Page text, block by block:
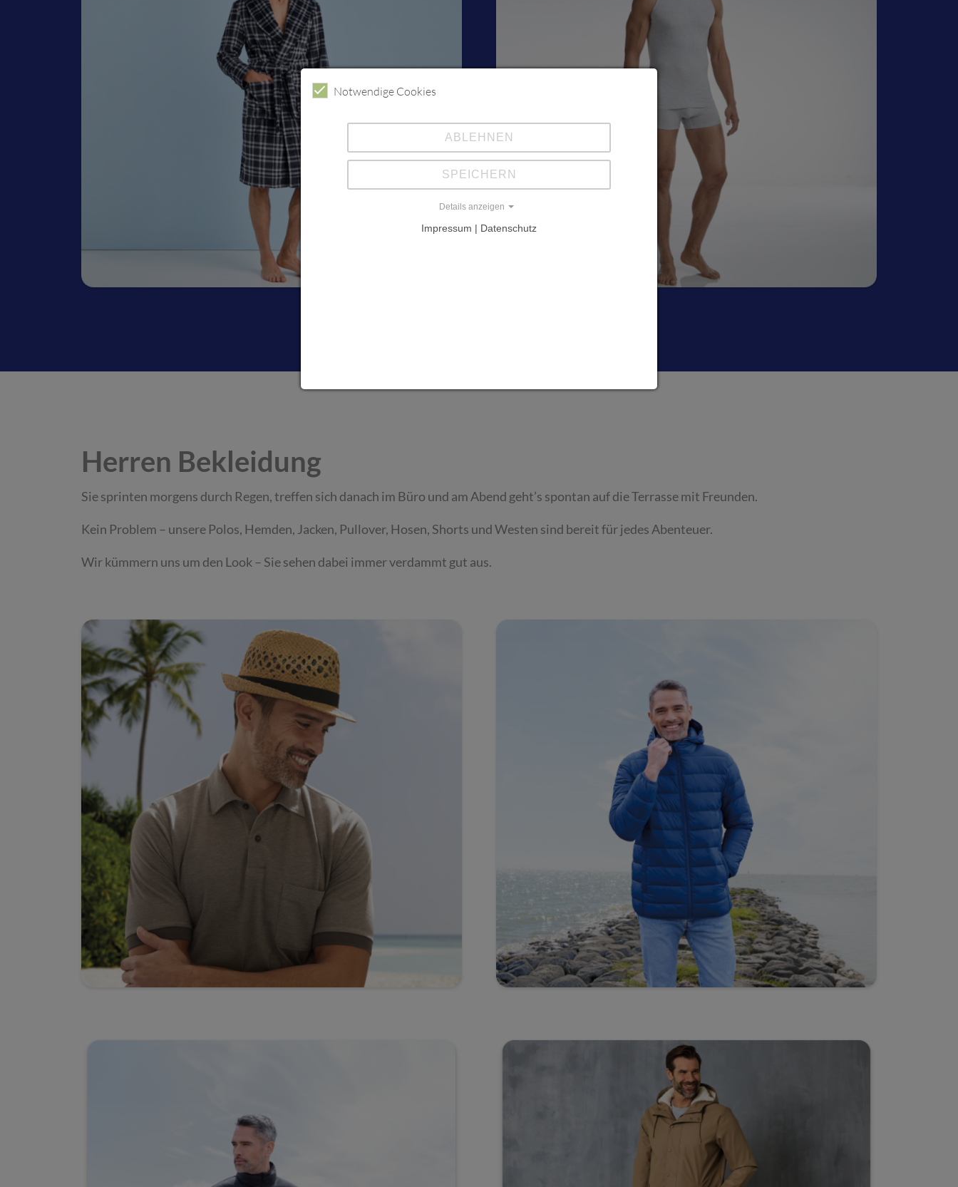
Herren Bekleidung
Sie sprinten morgens durch Regen, treffen sich danach im Büro und am Abend geht’s spontan auf die Terrasse mit Freunden.
Kein Problem – unsere Polos, Hemden, Jacken, Pullover, Hosen, Shorts und Westen sind bereit für jedes Abenteuer.
Wir kümmern uns um den Look – Sie sehen dabei immer verdammt gut aus.
Notwendige Cookies
ABLEHNEN
SPEICHERN
Details anzeigen
Impressum | Datenschutz